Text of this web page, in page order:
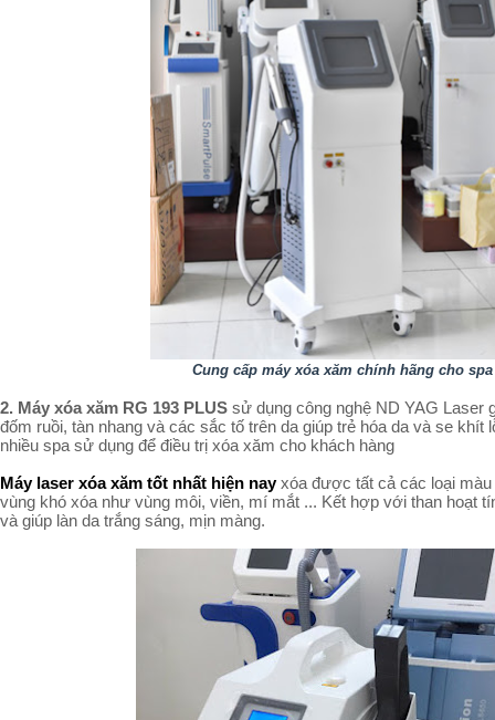
Cung cấp máy xóa xăm chính hãng cho spa
2. Máy xóa xăm RG 193 PLUS sử dụng công nghệ ND YAG Laser
đốm ruồi, tàn nhang và các sắc tố trên da giúp trẻ hóa da và se
nhiều spa sử dụng để điều trị xóa xăm cho khách hàng
Máy laser xóa xăm tốt nhất hiện nayxóa được tất cả các loại
vùng khó xóa như vùng môi, viền, mí mắt ... Kết hợp với than hoạt
và giúp làn da trắng sáng, mịn màng.